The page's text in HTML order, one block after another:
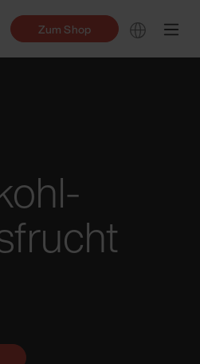
Zum Shop